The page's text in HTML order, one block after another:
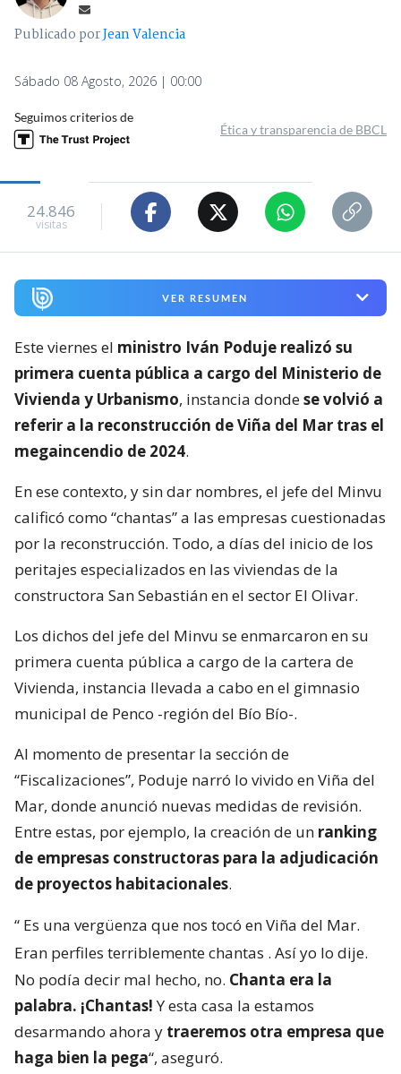
Publicado porJean Valencia
Sábado 08 Agosto, 2026 | 00:00
Seguimos criterios de
Ética y transparencia de BBCL
24.846
visitas
VER RESUMEN
Este viernes el ministro Iván Poduje realizó su
primera cuenta pública a cargo del Ministerio de
Vivienda y Urbanismo, instancia dondese volvió a
referir a la reconstrucción de Viña del Mar tras el
megaincendio de 2024.
En ese contexto, y sin dar nombres, el jefe del Minvu
calificó como “chantas” a las empresas cuestionadas
por la reconstrucción. Todo, a días del inicio de los
peritajes especializados en las viviendas de la
constructora San Sebastián en el sector El Olivar.
Los dichos del jefe del Minvu se enmarcaron en su
primera cuenta pública a cargo de la cartera de
Vivienda, instancia llevada a cabo en el gimnasio
municipal de Penco -región del Bío Bío-.
Al momento de presentar la sección de
“Fiscalizaciones”, Poduje narró lo vivido en Viña del
Mar, donde anunció nuevas medidas de revisión.
Entre estas, por ejemplo, la creación de un ranking
de empresas constructoras para la adjudicación
de proyectos habitacionales.
“ Es una vergüenza que nos tocó en Viña del Mar.
Eran perfiles terriblemente chantas . Así yo lo dije.
No podía decir mal hecho, no. Chanta era la
palabra. ¡Chantas!Y esta casa la estamos
desarmando ahora y traeremos otra empresa que
haga bien la pega“, aseguró.